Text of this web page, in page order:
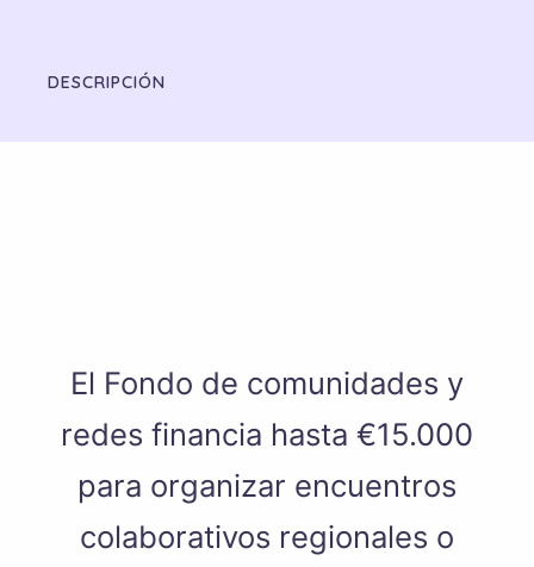
DESCRIPCIÓN
El Fondo de comunidades y
redes financia hasta €15.000
para organizar encuentros
colaborativos regionales o